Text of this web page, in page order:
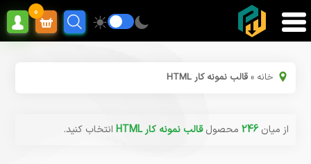
0
خانه »قالب نمونه کار HTML
از میان246 محصولقالب نمونه کار HTML انتخاب کنید.